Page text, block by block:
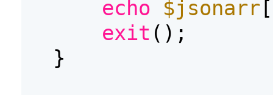
echo $jsonarr [
exit ();
}